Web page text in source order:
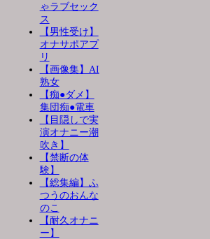
ゃラブセック
ス
【男性受け】
オナサポアプ
リ
【画像集】AI
熟女
【痴●ダメ】
集団痴●電車
【目隠しで実
演オナニー潮
吹き】
【禁断の体
験】
【総集編】ふ
つうのおんな
のこ
【耐久オナニ
ー】